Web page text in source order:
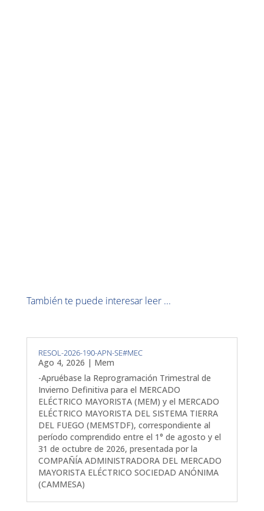
También te puede interesar leer ...
RESOL-2026-190-APN-SE#MEC
Ago 4, 2026 | Mem
-Apruébase la Reprogramación Trimestral de
Invierno Definitiva para el MERCADO
ELÉCTRICO MAYORISTA (MEM) y el MERCADO
ELÉCTRICO MAYORISTA DEL SISTEMA TIERRA
DEL FUEGO (MEMSTDF), correspondiente al
período comprendido entre el 1° de agosto y el
31 de octubre de 2026, presentada por la
COMPAÑÍA ADMINISTRADORA DEL MERCADO
MAYORISTA ELÉCTRICO SOCIEDAD ANÓNIMA
(CAMMESA)